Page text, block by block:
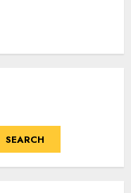
SEARCH